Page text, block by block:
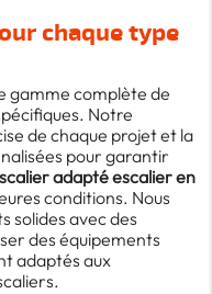
chaque type
gamme complète de
Notre
de chaque projet et la
pour garantir
adapté escalier en
conditions. Nous
solides avec des
des équipements
adaptés aux